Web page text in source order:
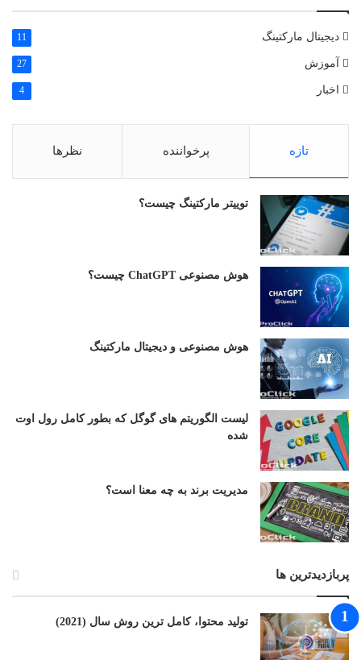
دیجیتال مارکتینگ 11
آموزش 27
اخبار 4
تازه پرخواننده نظرها
توییتر مارکتینگ چیست؟
هوش مصنوعی ChatGPT چیست؟
هوش مصنوعی و دیجیتال مارکتینگ
لیست الگوریتم های گوگل که بطور کامل رول اوت
شده
مدیریت برند به چه معنا است؟
پربازدیدترین ها
توليد محتوا، کامل ترین روش سال (2021)